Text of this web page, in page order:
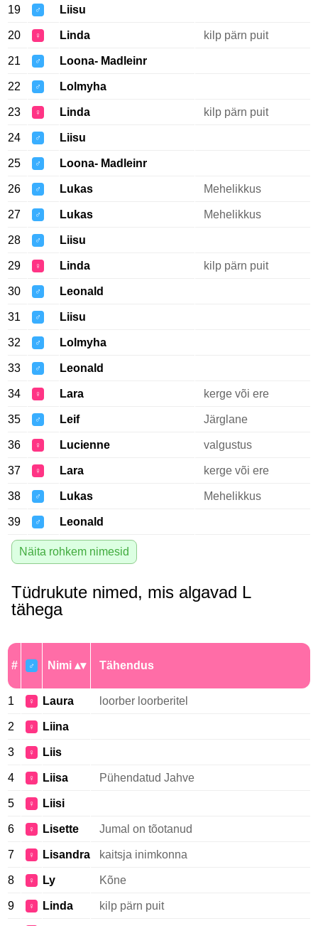
19 ♂ Liisu
20 ♀ Linda kilp pärn puit
21 ♂ Loona- Madleinr
22 ♂ Lolmyha
23 ♀ Linda kilp pärn puit
24 ♂ Liisu
25 ♂ Loona- Madleinr
26 ♂ Lukas Mehelikkus
27 ♂ Lukas Mehelikkus
28 ♂ Liisu
29 ♀ Linda kilp pärn puit
30 ♂ Leonald
31 ♂ Liisu
32 ♂ Lolmyha
33 ♂ Leonald
34 ♀ Lara kerge või ere
35 ♂ Leif Järglane
36 ♀ Lucienne valgustus
37 ♀ Lara kerge või ere
38 ♂ Lukas Mehelikkus
39 ♂ Leonald
Näita rohkem nimesid
Tüdrukute nimed, mis algavad L
tähega
# ♂ Nimi Tähendus
1 ♀ Laura loorber loorberitel
2 ♀ Liina
3 ♀ Liis
4 ♀ Liisa Pühendatud Jahve
5 ♀ Liisi
6 ♀ Lisette Jumal on tõotanud
7 ♀ Lisandra kaitsja inimkonna
8 ♀ Ly Kõne
9 ♀ Linda kilp pärn puit